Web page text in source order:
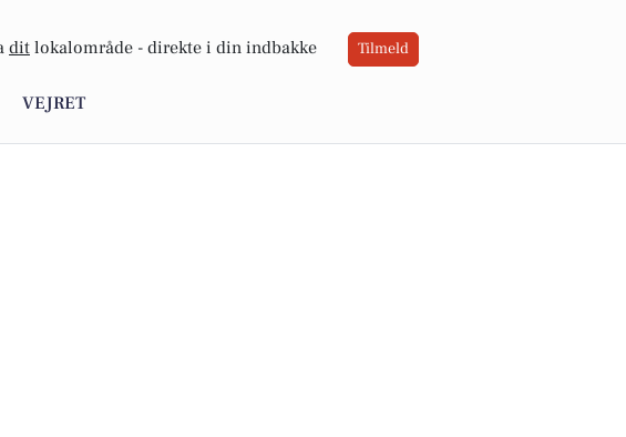
dit lokalområde - direkte i din indbakke Tilmeld
VEJRET